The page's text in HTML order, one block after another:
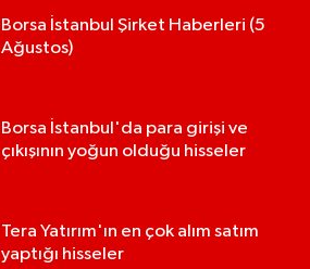
Borsa İstanbul Şirket Haberleri (5
Ağustos)
Borsa İstanbul'da para girişi ve
çıkışının yoğun olduğu hisseler
Tera Yatırım'ın en çok alım satım
yaptığı hisseler